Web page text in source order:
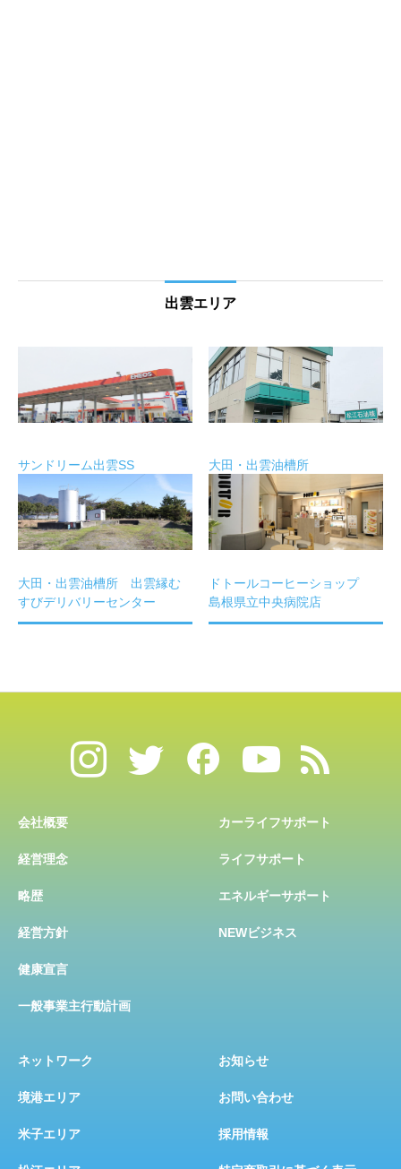
出雲エリア
サンドリーム出雲SS 大田・出雲油槽所
大田・出雲油槽所 出雲縁む
すびデリバリーセンター
ドトールコーヒーショップ
島根県立中央病院店
会社概要
経営理念
略歴
経営方針
健康宣言
一般事業主行動計画
カーライフサポート
ライフサポート
エネルギーサポート
NEWビジネス
ネットワーク
境港エリア
米子エリア
お知らせ
お問い合わせ
採用情報